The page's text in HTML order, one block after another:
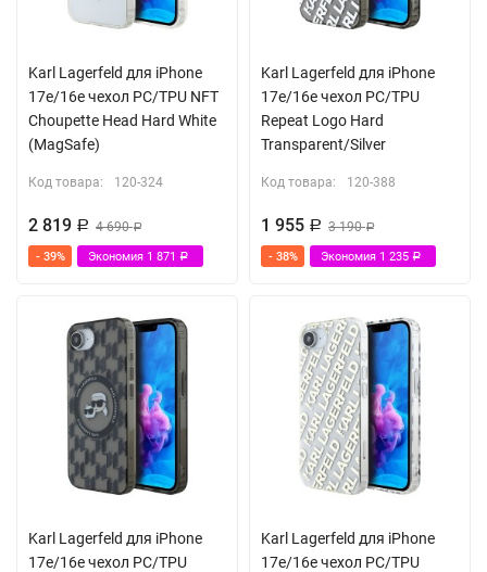
Karl Lagerfeld для iPhone
17e/16e чехол PC/TPU NFT
Choupette Head Hard White
(MagSafe)
Код товара: 120-324
2 819 Р 4 690Р
- 39% Экономия 1 871 Р
Karl Lagerfeld для iPhone
17e/16e чехол PC/TPU
Repeat Logo Hard
Transparent/Silver
Код товара: 120-388
1 955 Р 3 190Р
- 38% Экономия 1 235 Р
Karl Lagerfeld для iPhone
17e/16e чехол PC/TPU
Karl Lagerfeld для iPhone
17e/16e чехол PC/TPU